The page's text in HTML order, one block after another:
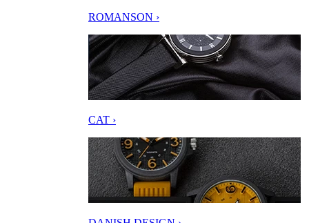
ROMANSON ›
CAT ›